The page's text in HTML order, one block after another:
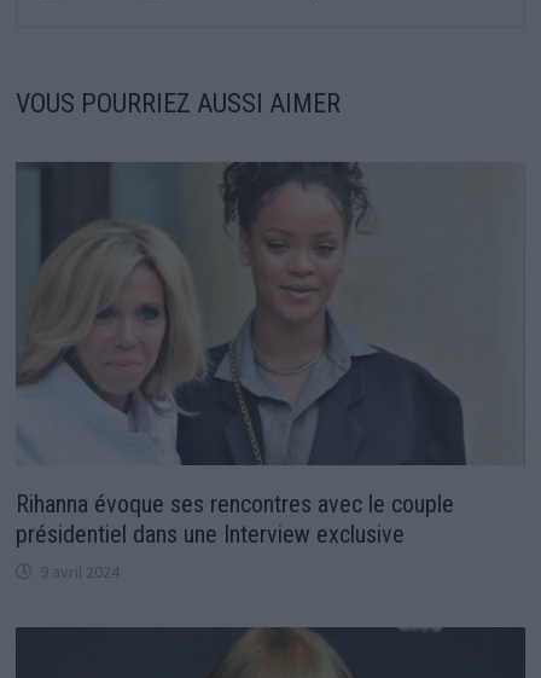
VOUS POURRIEZ AUSSI AIMER
Rihanna évoque ses rencontres avec le couple
présidentiel dans une Interview exclusive
9 avril 2024